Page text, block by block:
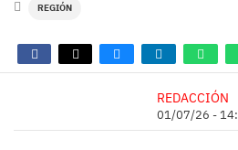
REGIÓN
REDACCIÓN
01/07/26 -